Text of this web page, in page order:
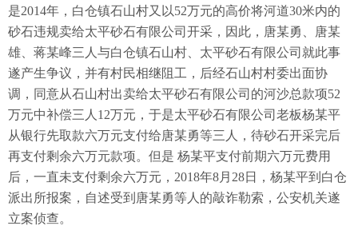
是2014年，白仓镇石山村又以52万元的高价将河道30米内的
砂石违规卖给太平砂石有限公司开采，因此，唐某勇、唐某
雄、蒋某峰三人与白仓镇石山村、太平砂石有限公司就此事
遂产生争议，并有村民相继阻工，后经石山村村委出面协
调，同意从石山村出卖给太平砂石有限公司的河沙总款项52
万元中补偿三人12万元，于是太平砂石有限公司老板杨某平
从银行先取款六万元支付给唐某勇等三人，待砂石开采完后
再支付剩余六万元款项。但是 杨某平支付前期六万元费用
后，一直未支付剩余六万元，2018年8月28日，杨某平到白仓
派出所报案，自述受到唐某勇等人的敲诈勒索，公安机关遂
立案侦查。